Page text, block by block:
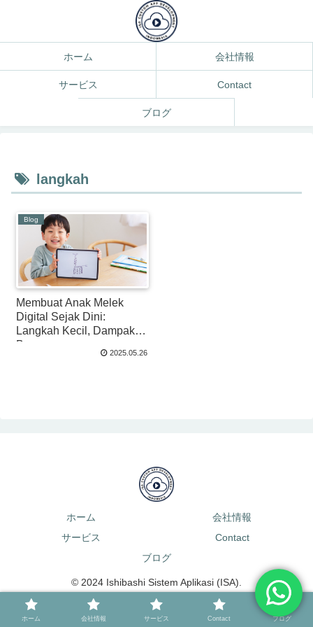
ホーム 会社情報
サービス Contact
ブログ
langkah
Blog
Membuat Anak Melek
Digital Sejak Dini:
Langkah Kecil, Dampak
Besar
2025.05.26
ホーム
会社情報
サービス
Contact
ブログ
© 2024 Ishibashi Sistem Aplikasi (ISA).
ホーム 会社情報 サービス Contact ブログ